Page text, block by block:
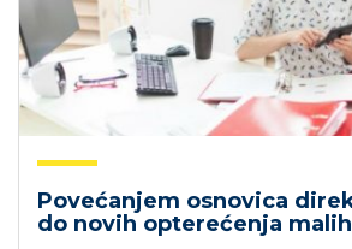
Povećanjem osnovica
do novih opterećenja